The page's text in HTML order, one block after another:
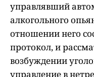
управлявший
алкогольного
отношении него
протокол, и
возбуждении
управление в